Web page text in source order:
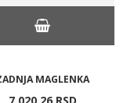
MAGLENKA